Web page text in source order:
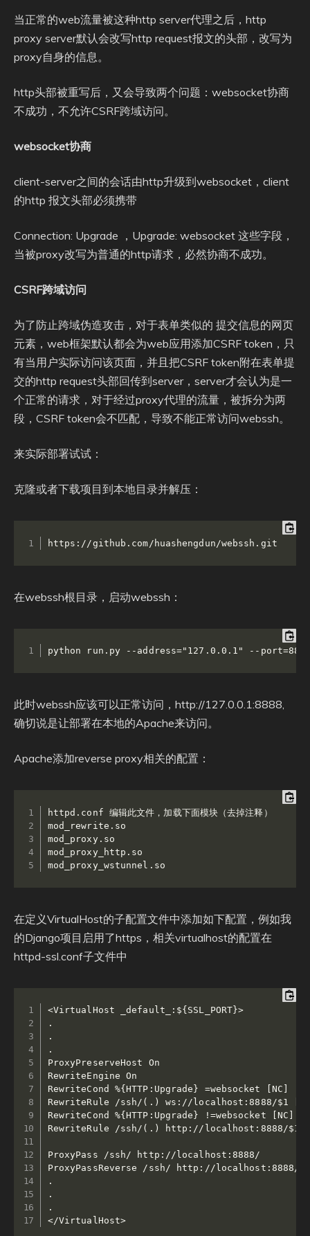
当正常的web流量被这种http server代理之后，http
proxy server默认会改写http request报文的头部，改写为
proxy自身的信息。
http头部被重写后，又会导致两个问题：websocket协商
不成功，不允许CSRF跨域访问。
websocket协商
client-server之间的会话由http升级到websocket，client
的http 报文头部必须携带
Connection: Upgrade ，Upgrade: websocket 这些字段，
当被proxy改写为普通的http请求，必然协商不成功。
CSRF跨域访问
为了防止跨域伪造攻击，对于表单类似的 提交信息的网页
元素，web框架默认都会为web应用添加CSRF token，只
有当用户实际访问该页面，并且把CSRF token附在表单提
交的http request头部回传到server，server才会认为是一
个正常的请求，对于经过proxy代理的流量，被拆分为两
段，CSRF token会不匹配，导致不能正常访问webssh。
来实际部署试试：
克隆或者下载项目到本地目录并解压：
https://github.com/huashengdun/webssh.git
在webssh根目录，启动webssh：
python run.py --address="127.0.0.1" --
此时webssh应该可以正常访问，http://127.0.0.1:8888,
确切说是让部署在本地的Apache来访问。
Apache添加reverse proxy相关的配置：
httpd.conf 编辑此文件，加载下面模块（去掉注释）
mod_rewrite.so
mod_proxy.so
mod_proxy_http.so
mod_proxy_wstunnel.so
在定义VirtualHost的子配置文件中添加如下配置，例如我
的Django项目启用了https，相关virtualhost的配置在
httpd-ssl.conf子文件中
<VirtualHost _default_:${SSL_PORT}>
.
.
.
ProxyPreserveHost On
RewriteEngine On
RewriteCond %{HTTP:Upgrade} =websocket [NC]
RewriteRule /ssh/(.) ws://localhost:8888/$1
RewriteCond %{HTTP:Upgrade} !=websocket [NC]
RewriteRule /ssh/(.) http://localhost:8888/$1
ProxyPass /ssh/ http://localhost:8888/
ProxyPassReverse /ssh/ http://localhost:8888/
.
.
.
</VirtualHost>